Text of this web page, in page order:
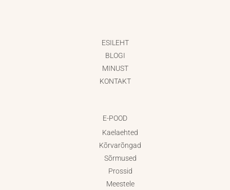
ESILEHT
BLOGI
MINUST
KONTAKT
E-POOD
Kaelaehted
Kõrvarõngad
Sõrmused
Prossid
Meestele